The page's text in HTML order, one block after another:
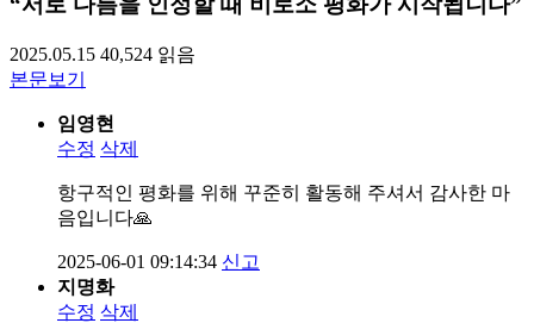
2025.05.15 40,524 읽음
본문보기
임영현
수정 삭제
항구적인 평화를 위해 꾸준히 활동해 주셔서 감사한 마
음입니다🙏
2025-06-01 09:14:34 신고
지명화
수정 삭제